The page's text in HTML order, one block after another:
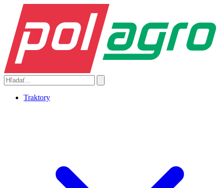
Traktory